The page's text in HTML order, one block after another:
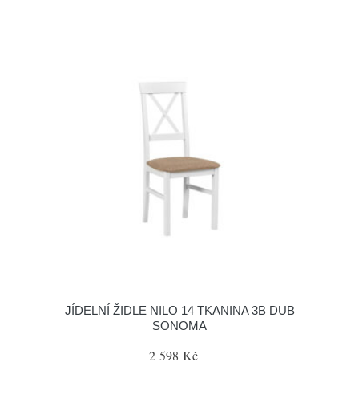
JÍDELNÍ ŽIDLE NILO 14 TKANINA 3B DUB
SONOMA
2 598 Kč